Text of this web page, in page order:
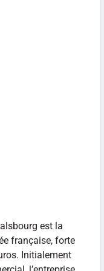
est la
française, forte
Initialement